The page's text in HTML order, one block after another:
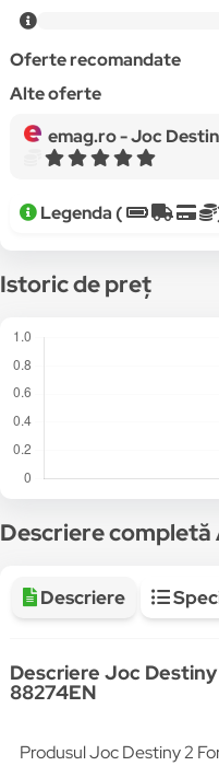
Oferte recomandate
Alte oferte
emag.ro -Joc Destiny 2 Forsaken Legendary Edition pentru PS4
Legenda (
Istoric de preț
Descriere completă
Descriere
Descriere Joc
88274EN
Produsul Joc Destiny 2